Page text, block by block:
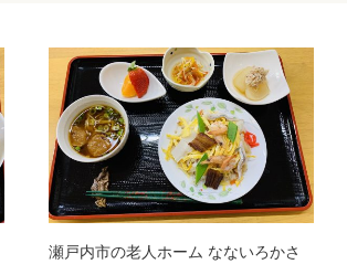
瀬戸内市の老人ホーム なないろかさ